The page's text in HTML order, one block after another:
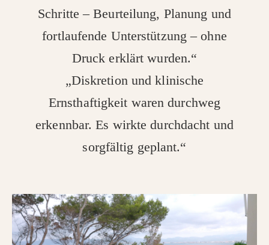
Schritte – Beurteilung, Planung und
fortlaufende Unterstützung – ohne
Druck erklärt wurden.“
„Diskretion und klinische
Ernsthaftigkeit waren durchweg
erkennbar. Es wirkte durchdacht und
sorgfältig geplant.“